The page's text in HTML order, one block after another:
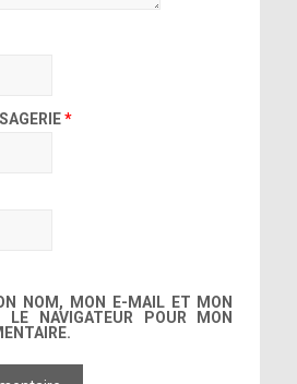
*
NOM, MON E-MAIL ET MON
NAVIGATEUR POUR MON